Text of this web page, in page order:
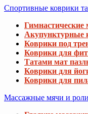
Спортивные коврики
Гимнастические
Акупунктурные
Коврики под
Коврики для
Татами мат
Коврики для
Коврики для
Массажные мячи и